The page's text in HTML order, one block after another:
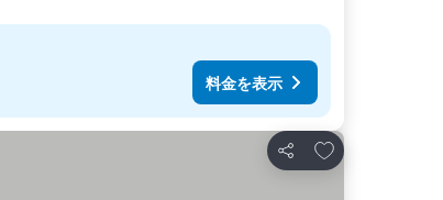
料金を表示
シェア
お気に入りに追加